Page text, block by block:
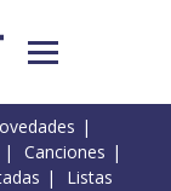
Canciones
Listas